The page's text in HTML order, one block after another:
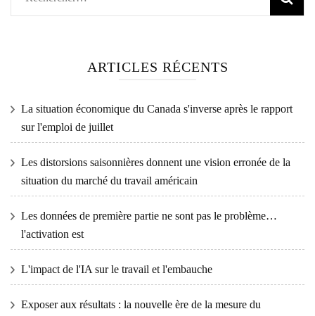
ARTICLES RÉCENTS
La situation économique du Canada s'inverse après le rapport
sur l'emploi de juillet
Les distorsions saisonnières donnent une vision erronée de la
situation du marché du travail américain
Les données de première partie ne sont pas le problème…
l'activation est
L'impact de l'IA sur le travail et l'embauche
Exposer aux résultats : la nouvelle ère de la mesure du